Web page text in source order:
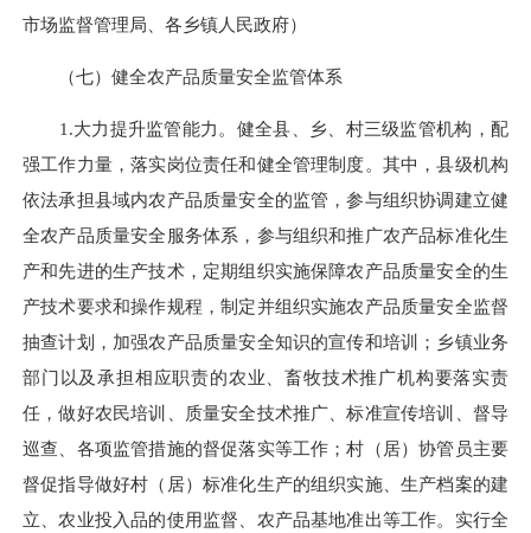
市场监督管理局、 各乡镇人民政府）
（七）健全农产品质量安全监管体系
1.大力提升监管能力。 健全县、乡、村三级监管机构，配
强工作力量，落实岗位责任和健全管理制度。其中，县级机构
依法承担县域内农产品质量安全的监管，参与组织协调建立健
全农产品质量安全服务体系，参与组织和推广农产品标准化生
产和先进的生产技术，定期组织实施保障农产品质量安全的生
产技术要求和操作规程，制定并组织实施农产品质量安全监督
抽查计划，加强农产品质量安全知识的宣传和培训； 乡镇业务
部门以及承担相应职责的农业、畜牧技术推广机构要落实责
任，做好农民培训、质量安全技术推广、标准宣传培训、督导
巡查、 各项监管措施的督促落实等工作；村（居）协管员主要
督促指导做好村（居）标准化生产的组织实施、生产档案的建
立、农业投入品的使用监督、农产品基地准出等工作。实行全